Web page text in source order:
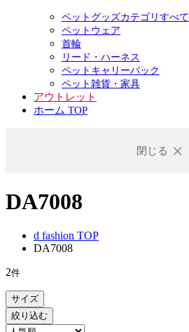
ペットグッズカテゴリすべて
ペットウェア
首輪
リード・ハーネス
ペットキャリーバック
ペット雑貨・家具
アウトレット
ホーム TOP
閉じる
DA7008
d fashion TOP
DA7008
2件
サイズ
絞り込む